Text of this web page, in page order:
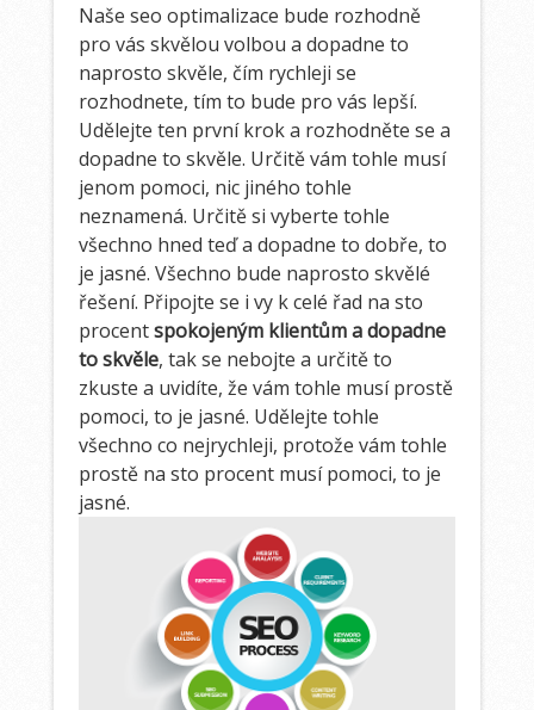
Našeseo optimalizace bude rozhodně
pro vás skvělou volbou a dopadne to
naprosto skvěle, čím rychleji se
rozhodnete, tím to bude pro vás lepší.
Udělejte ten první krok a rozhodněte se a
dopadne to skvěle. Určitě vám tohle musí
jenom pomoci, nic jiného tohle
neznamená. Určitě si vyberte tohle
všechno hned teď a dopadne to dobře, to
je jasné. Všechno bude naprosto skvělé
řešení. Připojte se i vy k celé řad na sto
procentspokojeným klientům a dopadne
to skvěle, tak se nebojte a určitě to
zkuste a uvidíte, že vám tohle musí prostě
pomoci, to je jasné. Udělejte tohle
všechno co nejrychleji, protože vám tohle
prostě na sto procent musí pomoci, to je
jasné.